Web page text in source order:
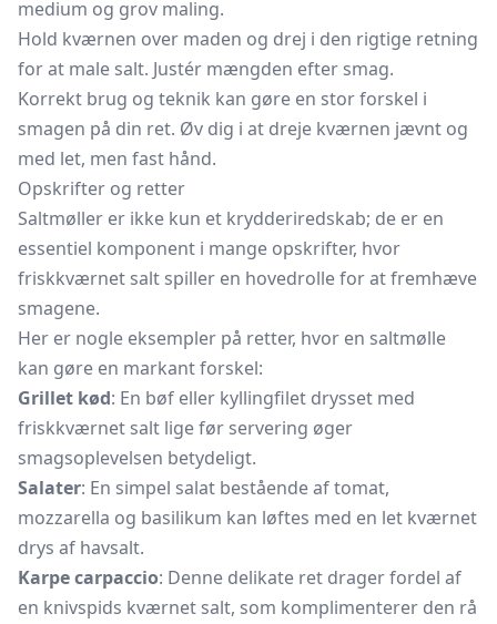
medium og grov maling.
Hold kværnen over maden og drej i den rigtige retning
for at male salt. Justér mængden efter smag.
Korrekt brug og teknik kan gøre en stor forskel i
smagen på din ret. Øv dig i at dreje kværnen jævnt og
med let, men fast hånd.
Opskrifter og retter
Saltmøller er ikke kun et krydderiredskab; de er en
essentiel komponent i mange opskrifter, hvor
friskkværnet salt spiller en hovedrolle for at fremhæve
smagene.
Her er nogle eksempler på retter, hvor en saltmølle
kan gøre en markant forskel:
Grillet kød: En bøf eller kyllingfilet drysset med
friskkværnet salt lige før servering øger
smagsoplevelsen betydeligt.
Salater: En simpel salat bestående af tomat,
mozzarella og basilikum kan løftes med en let kværnet
drys af havsalt.
Karpe carpaccio: Denne delikate ret drager fordel af
en knivspids kværnet salt, som komplimenterer den rå